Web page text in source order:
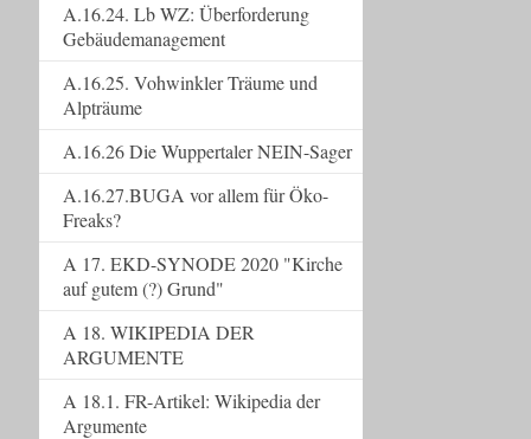
A.16.24. Lb WZ: Überforderung
Gebäudemanagement
A.16.25. Vohwinkler Träume und
Alpträume
A.16.26 Die Wuppertaler NEIN-Sager
A.16.27.BUGA vor allem für Öko-
Freaks?
A 17. EKD-SYNODE 2020 "Kirche
auf gutem (?) Grund"
A 18. WIKIPEDIA DER
ARGUMENTE
A 18.1. FR-Artikel: Wikipedia der
Argumente